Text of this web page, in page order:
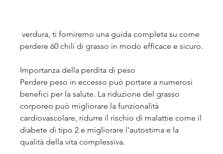
perdere 60 chili di grasso in modo efficace e sicuro.
Importanza della perdita di peso
Perdere peso in eccesso può portare a numerosi
benefici per la salute. La riduzione del grasso
corporeo può migliorare la funzionalità
cardiovascolare, ridurre il rischio di malattie come il
diabete di tipo 2 e migliorare l'autostima e la
qualità della vita complessiva.